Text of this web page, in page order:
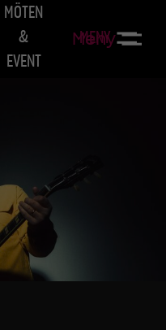
MÖTEN
&
EVENT
MENY
Meny